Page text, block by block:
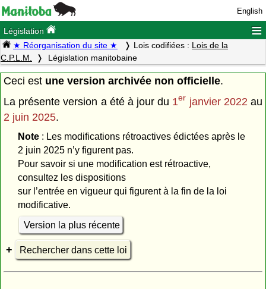
English
Législation ≡
★ Réorganisation du site ★ Lois codifiées : Lois de la
C.P.L.M.
Législation manitobaine
Ceci est une version archivée non officielle.
La présente version a été à jour du 1er janvier 2022 au
2 juin 2025.
Note: Les modifications rétroactives édictées après le
2 juin 2025 n’y figurent pas.
Pour savoir si une modification est rétroactive,
consultez les dispositions
sur l’entrée en vigueur qui figurent à la fin de la loi
modificative.
Version la plus récente
Rechercher dans cette loi